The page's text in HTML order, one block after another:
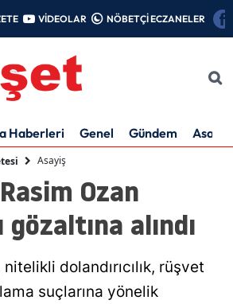
VİDEOLAR NÖBETÇİ ECZANELER
Haberleri Genel Gündem Asayiş
Asayiş
Ozan
alındı
nitelikli dolandırıcılık, rüşvet
suçlarına yönelik